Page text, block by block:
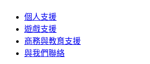
個人支援
遊戲支援
商務與教育支援
與我們聯絡